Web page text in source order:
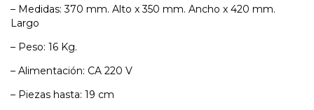
– Medidas: 370 mm. Alto x 350 mm. Ancho x 420 mm.
Largo
– Peso: 16 Kg.
– Alimentación: CA 220 V
– Piezas hasta: 19 cm